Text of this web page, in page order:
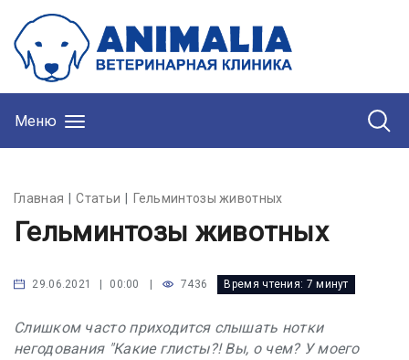
Меню
Главная Статьи Гельминтозы животных
Гельминтозы животных
29.06.2021 | 00:00 7436 Время чтения: 7 минут
Слишком часто приходится слышать нотки
негодования "Какие глисты?! Вы, о чем? У моего